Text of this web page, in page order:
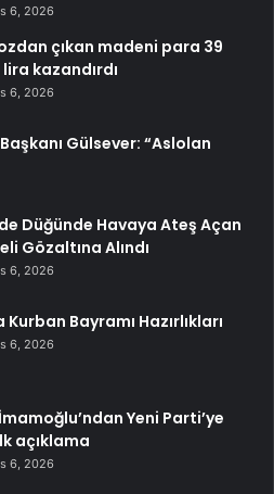
6, 2026
çıkan madeni para 39
kazandırdı
6, 2026
Gülsever: “Aslolan
Düğünde Havaya Ateş Açan
Gözaltına Alındı
6, 2026
Kurban Bayramı Hazırlıkları
6, 2026
Yeni Parti’ye
açıklama
6, 2026